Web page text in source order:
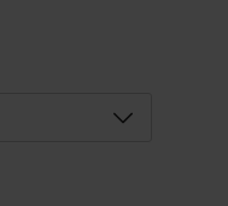
Déplier